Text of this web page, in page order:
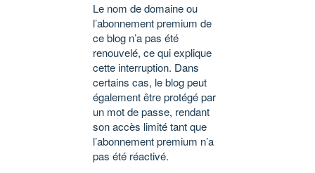
Le nom de domaine ou
l’abonnement premium de
ce blog n’a pas été
renouvelé, ce qui explique
cette interruption. Dans
certains cas, le blog peut
également être protégé par
un mot de passe, rendant
son accès limité tant que
l’abonnement premium n’a
pas été réactivé.